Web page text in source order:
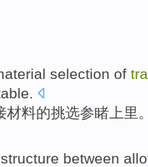
selection of
.
材料的挑选参睹上里
between